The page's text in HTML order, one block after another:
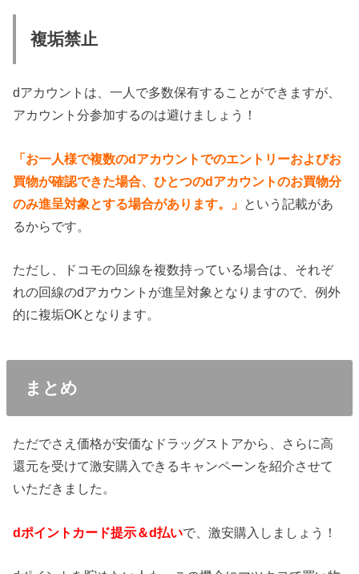
複垢禁止
dアカウントは、一人で多数保有することができますが、
アカウント分参加するのは避けましょう！
「お一人様で複数のdアカウントでのエントリーおよびお
買物が確認できた場合、ひとつのdアカウントのお買物分
のみ進呈対象とする場合があります。」 という記載があ
るからです。
ただし、ドコモの回線を複数持っている場合は、それぞ
れの回線のdアカウントが進呈対象となりますので、例外
的に複垢OKとなります。
まとめ
ただでさえ価格が安価なドラッグストアから、さらに高
還元を受けて激安購入できるキャンペーンを紹介させて
いただきました。
dポイントカード提示＆d払いで、激安購入しましょう！